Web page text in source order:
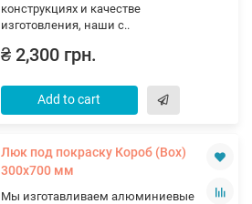
конструкциях и качестве
изготовления, наши с..
₴ 2,300 грн.
Add to cart
Люк под покраску Короб (Вох)
300х700 мм
Мы изготавливаем алюминиевые